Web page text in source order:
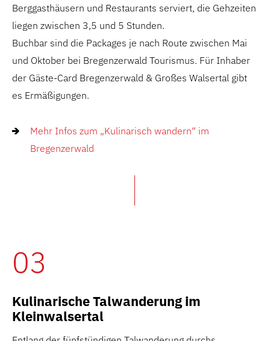
Berggasthäusern und Restaurants serviert, die Gehzeiten
liegen zwischen 3,5 und 5 Stunden.
Buchbar sind die Packages je nach Route zwischen Mai
und Oktober bei Bregenzerwald Tourismus. Für Inhaber
der Gäste-Card Bregenzerwald & Großes Walsertal gibt
es Ermäßigungen.
Mehr Infos zum „Kulinarisch wandern“ im
Bregenzerwald
03
Kulinarische Talwanderung im
Kleinwalsertal